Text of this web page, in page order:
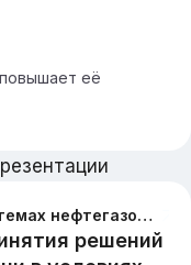
её
Методы принятия решений в системах нефтегазодобычи в условиях риска и неопределенности